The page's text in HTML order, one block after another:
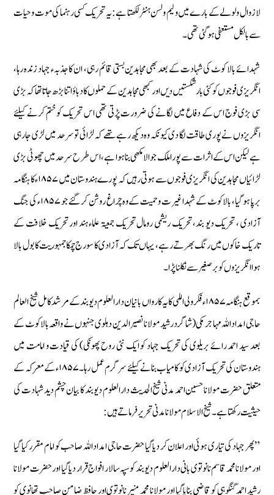
لازوال ولولے کے بارے میں ولیم ولسن ہنٹر لکھتا ہے: یہ تحریک کسی رہنما کی موت وحیات
سے بالکل مستعفی ہوگئی تھی۔
شہدائے بالا کوٹ کی شہادت کے بعد بھی مجاہدین بستى قائم رہی، ان كا جذبہء جہاد زندہ رہا،
انگريزى فوجوں كو كئى بار شكستيں ديں اور كبھى مجاہدین کے حملوں کا دباؤ اتنا بڑھ جاتا تھا کہ بڑی
سی بڑی فوج اس کے دفاع میں لگانے کی ضرورت پڑتی تھی اس تحریک کو ختم کرنے کیلئے
انگریزوں نے پوری طاقت لگا دی کیونکہ وہ دیکھ رہے تھے کہ لڑائی تو سرحد میں لڑی جارہی
ہے لیکن اس کے اثرات سے پورا ملک جوالا مکھی بنا ہوا ہے ، اس طرح سرحد میں چھوٹی بڑی
لڑائیاں مجاہدین کی انگریزی فوجوں سے ہوتی رہیں کہ پورے ہندوستان میں ۱۸۵۷ء کا ہنگامہ
برپا ہو گیا، بالاکوٹ کے شہدا غیرت وحمیت کے وہ چراغ روشن کر گئے جو ۱۸۵۷ء کی جنگ
آزادی ، تحریک دیو بند، تحریک ریشمی رومال تحریک جمعیۃ علماء ہند اور تحریک خلافت کے
تاریک خاکوں میں رنگ بھرتے رہے، یہاں تک کہ آزادی کا سورج چمکا جمہوریت کا بول بالا
ہوا انگریزوں کو برصغیر سے نکلنا پڑا ۔
بموقع ہنگامہ ۱۸۵۷ء فکر ولی اللہی کا یہ کارواں بانیان دار العلوم دیو بند کے مرشد کامل شیخ العالم
حاجی امداد اللہ مہاجر مکی (شاگرد رشید مولانا نصیر الدین دہلوی جنہوں نے واقعہ بالا کوٹ کے
بعد سید احمد رائے بریلوی کی تحریک جہاد کو ایک نئی روح پھونکی) کی قیادت و امامت میں
ہندوستان کی تحریک آزادی کو کامیاب بنانے کیلئے سرگرم عمل رہا۔ ۱۸۵۷ء کے معرکہ کے
متعلق حضرت مولانا حسین احمد مدنی شیخ الحدیث دارالعلوم دیو بند کا بیان چشم دید شہادت کی
حیثیت رکھتا ہے۔ شیخ الاسلام مولانا مدنی تحریر فرماتے ہیں:
” پھر جہاد کی تیاری ہوئی اور اعلان کر دیا گیا حضرت حاجی امداد اللہ صاحب کو امام مقرر کیا گیا
اور مولانا محمد قاسم نانوتوی بانی دارالعلوم دیو بند کوسپہ سالار افواج قرار دیا گیا اور حضرت مولانا
رشید احمد گنگوہی کو قاضی بنایا گیا اور مولانا محمد منیر نانوتوی اور حافظ ضامن صاحب تھانوی کو